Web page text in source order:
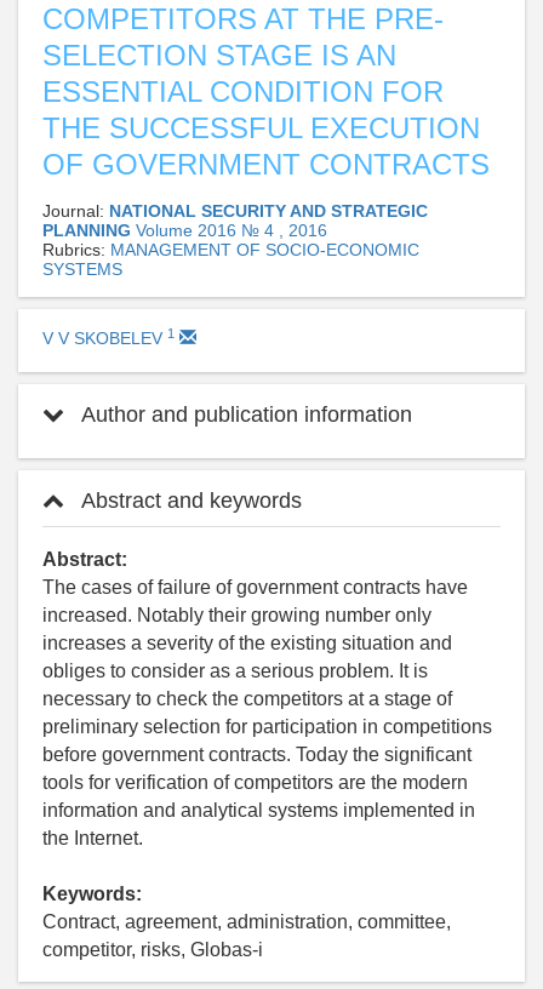
COMPETITORS AT THE PRE-
SELECTION STAGE IS AN
ESSENTIAL CONDITION FOR
THE SUCCESSFUL EXECUTION
OF GOVERNMENT CONTRACTS
Journal: NATIONAL SECURITY AND STRATEGIC
PLANNING Volume 2016 № 4 , 2016
Rubrics: MANAGEMENT OF SOCIO-ECONOMIC
SYSTEMS
V V SKOBELEV 1
Author and publication information
Abstract and keywords
Abstract:
The cases of failure of government contracts have
increased. Notably their growing number only
increases a severity of the existing situation and
obliges to consider as a serious problem. It is
necessary to check the competitors at a stage of
preliminary selection for participation in competitions
before government contracts. Today the significant
tools for verification of competitors are the modern
information and analytical systems implemented in
the Internet.
Keywords:
Contract, agreement, administration, committee,
competitor, risks, Globas-i